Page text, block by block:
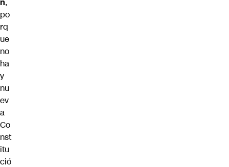
po
rq
ue
no
ha
y
nu
ev
a
Co
nst
itu
ció